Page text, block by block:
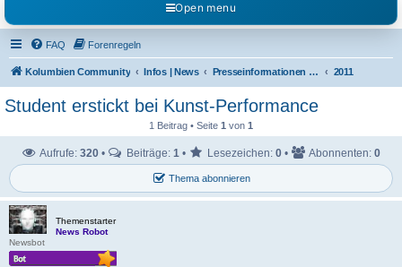
Open menu
FAQ Forenregeln
Kolumbien Community Infos | News Presseinformationen & Neuigkeiten 2011
Student erstickt bei Kunst-Performance
1 Beitrag • Seite 1 von 1
Thema abonnieren
Aufrufe: 320 • Beiträge: 1 • Lesezeichen: 0 • Abonnenten: 0
Themenstarter
News Robot
Newsbot